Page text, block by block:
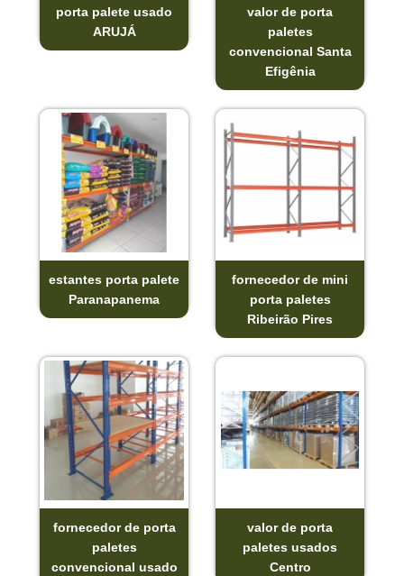
porta palete usado
ARUJÁ
valor de porta
paletes
convencional Santa
Efigênia
estantes porta palete
Paranapanema
fornecedor de mini
porta paletes
Ribeirão Pires
fornecedor de porta
paletes
convencional usado
valor de porta
paletes usados
Centro